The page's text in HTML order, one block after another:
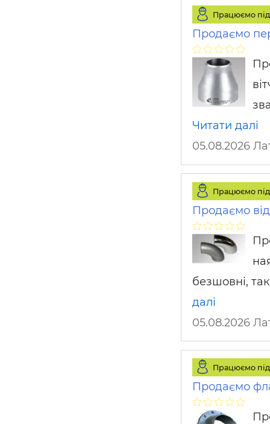
Працюємо
Продаємо
Читати далі
05.08.2026
Працюємо
Продаємо
безшовні,
далі
05.08.2026
Працюємо
Продаємо